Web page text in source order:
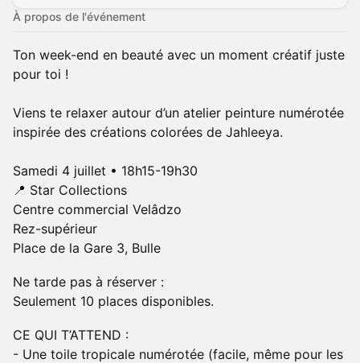
À propos de l'événement
Ton week-end en beauté avec un moment créatif juste
pour toi !
Viens te relaxer autour d’un atelier peinture numérotée
inspirée des créations colorées de Jahleeya.
Samedi 4 juillet • 18h15-19h30
📍 Star Collections
Centre commercial Velâdzo
Rez-supérieur
Place de la Gare 3, Bulle
Ne tarde pas à réserver :
Seulement 10 places disponibles.
CE QUI T’ATTEND :
- Une toile tropicale numérotée (facile, même pour les